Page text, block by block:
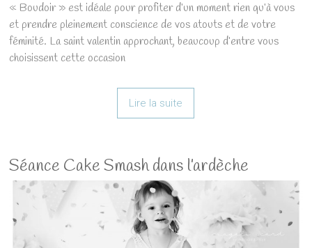
« Boudoir » est idéale pour profiter d’un moment rien qu’à vous
et prendre pleinement conscience de vos atouts et de votre
féminité. La saint valentin approchant, beaucoup d’entre vous
choisissent cette occasion
Lire la suite
Séance Cake Smash dans l’ardèche